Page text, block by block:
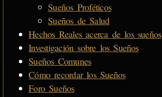
Sueños Proféticos
Sueños de Salud
Hechos Reales acerca de los sueños
Investigación sobre los Sueños
Sueños Comunes
Cómo recordar los Sueños
Foro Sueños